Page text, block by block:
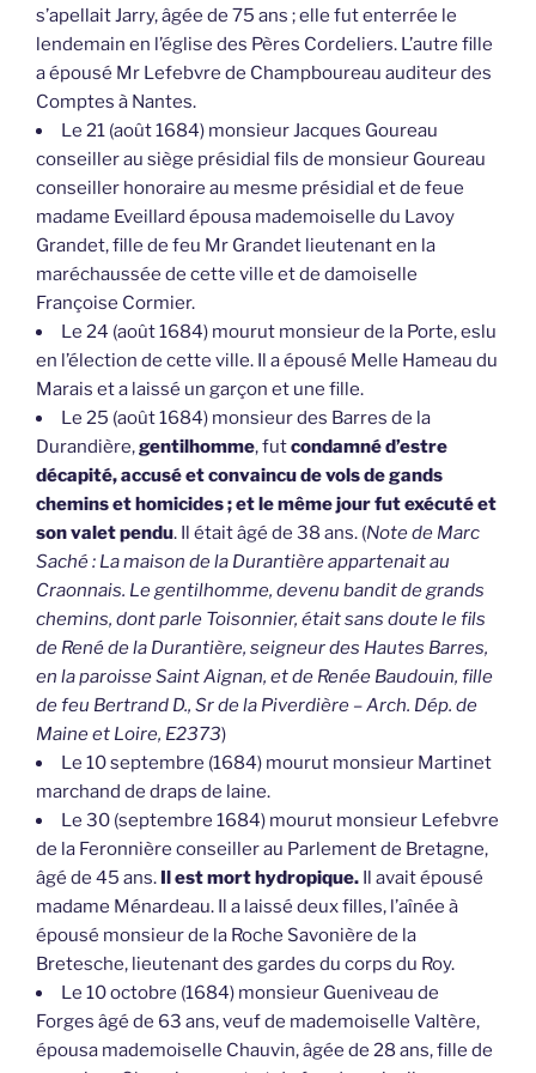
s’apellait Jarry, âgée de 75 ans ; elle fut enterrée le
lendemain en l’église des Pères Cordeliers. L’autre fille
a épousé Mr Lefebvre de Champboureau auditeur des
Comptes à Nantes.
Le 21 (août 1684) monsieur Jacques Goureau
conseiller au siège présidial fils de monsieur Goureau
conseiller honoraire au mesme présidial et de feue
madame Eveillard épousa mademoiselle du Lavoy
Grandet, fille de feu Mr Grandet lieutenant en la
maréchaussée de cette ville et de damoiselle
Françoise Cormier.
Le 24 (août 1684) mourut monsieur de la Porte, eslu
en l’élection de cette ville. Il a épousé Melle Hameau du
Marais et a laissé un garçon et une fille.
Le 25 (août 1684) monsieur des Barres de la
Durandière,gentilhomme, futcondamné d’estre
décapité, accusé et convaincu de vols de gands
chemins et homicides ; et le même jour fut exécuté et
son valet pendu. Il était âgé de 38 ans. (Note de Marc
Saché : La maison de la Durantière appartenait au
Craonnais. Le gentilhomme, devenu bandit de grands
chemins, dont parle Toisonnier, était sans doute le fils
de René de la Durantière, seigneur des Hautes Barres,
en la paroisse Saint Aignan, et de Renée Baudouin, fille
de feu Bertrand D., Sr de la Piverdière – Arch. Dép. de
Maine et Loire, E2373)
Le 10 septembre (1684) mourut monsieur Martinet
marchand de draps de laine.
Le 30 (septembre 1684) mourut monsieur Lefebvre
de la Feronnière conseiller au Parlement de Bretagne,
âgé de 45 ans. Il est mort hydropique. Il avait épousé
madame Ménardeau. Il a laissé deux filles, l’aînée à
épousé monsieur de la Roche Savonière de la
Bretesche, lieutenant des gardes du corps du Roy.
Le 10 octobre (1684) monsieur Gueniveau de
Forges âgé de 63 ans, veuf de mademoiselle Valtère,
épousa mademoiselle Chauvin, âgée de 28 ans, fille de